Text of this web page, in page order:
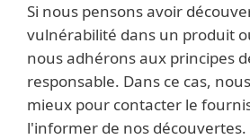
Si nous pensons avoir
vulnérabilité dans un produit
nous adhérons aux principes
responsable. Dans ce cas,
mieux pour contacter le
l'informer de nos